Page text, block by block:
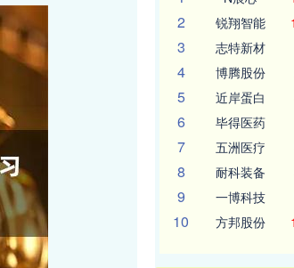
2 锐翔智能
3 志特新材
4 博腾股份
5 近岸蛋白
6 毕得医药
7 五洲医疗
8 耐科装备
9 一博科技
10 方邦股份